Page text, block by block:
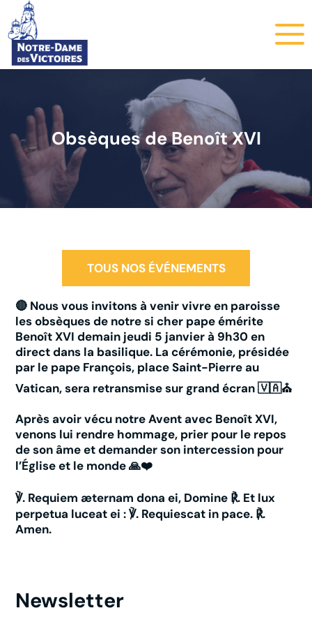
Obsèques de Benoît XVI
TOUS NOS ÉVÉNEMENTS
🔴 Nous vous invitons à venir vivre en paroisse
les obsèques de notre si cher pape émérite
Benoît XVI demain jeudi 5 janvier à 9h30 en
direct dans la basilique. La cérémonie, présidée
par le pape François, place Saint-Pierre au
Vatican, sera retransmise sur grand écran 🇻🇦⛪
Après avoir vécu notre Avent avec Benoît XVI,
venons lui rendre hommage, prier pour le repos
de son âme et demander son intercession pour
l’Église et le monde 🙏❤️
℣. Requiem æternam dona ei, Domine ℟. Et lux
perpetua luceat ei : ℣. Requiescat in pace. ℟.
Amen.
Newsletter